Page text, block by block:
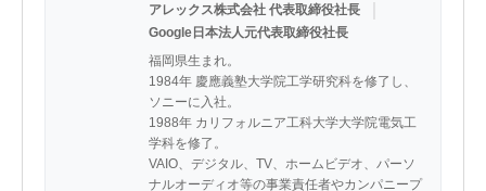
アレックス株式会社 代表取締役社長
Google日本法人元代表取締役社長
福岡県生まれ。
1984年 慶應義塾大学院工学研究科を修了し、
ソニーに入社。
1988年 カリフォルニア工科大学大学院電気工
学科を修了。
VAIO、デジタル、TV、ホームビデオ、パーソ
ナルオーディオ等の事業責任者やカンパニープ